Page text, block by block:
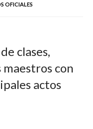
OFICIALES
clases,
maestros con
actos